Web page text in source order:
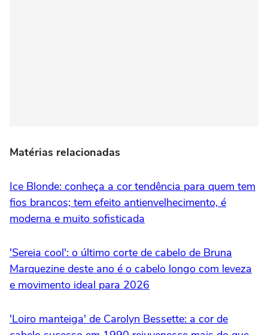
Matérias relacionadas
Ice Blonde: conheça a cor tendência para quem tem
fios brancos; tem efeito antienvelhecimento, é
moderna e muito sofisticada
'Sereia cool': o último corte de cabelo de Bruna
Marquezine deste ano é o cabelo longo com leveza
e movimento ideal para 2026
'Loiro manteiga' de Carolyn Bessette: a cor de